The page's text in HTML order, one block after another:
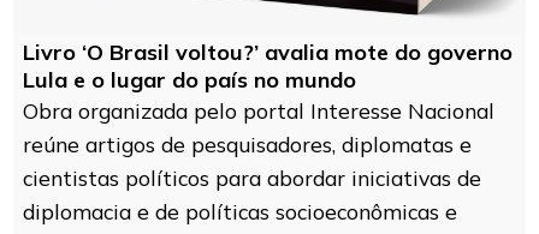
Livro ‘O Brasil voltou?’ avalia mote do governo
Lula e o lugar do país no mundo
Obra organizada pelo portal Interesse Nacional
reúne artigos de pesquisadores, diplomatas e
cientistas políticos para abordar iniciativas de
diplomacia e de políticas socioeconômicas e